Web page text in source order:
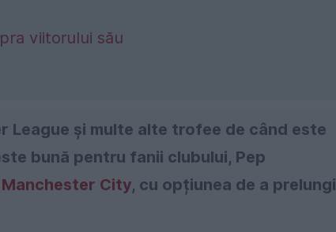
viitorului său
League și multe alte trofee de când este
bună pentru fanii clubului, Pep
Manchester City, cu opțiunea de a prelungi